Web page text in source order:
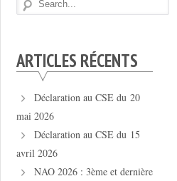
ARTICLES RÉCENTS
Déclaration au CSE du 20
mai 2026
Déclaration au CSE du 15
avril 2026
NAO 2026 : 3ème et dernière